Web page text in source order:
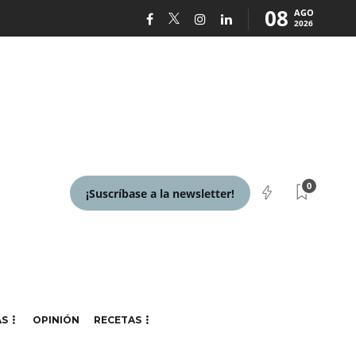
08 AGO
2026
¡Suscríbase a la newsletter!
0
OPINIÓN RECETAS